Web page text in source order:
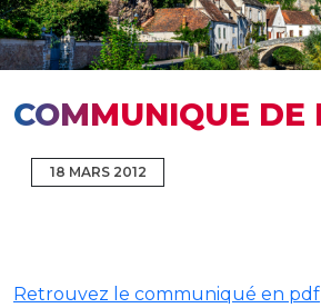
COMMUNIQUE DE
18 MARS 2012
Retrouvez le communiqué en pdf